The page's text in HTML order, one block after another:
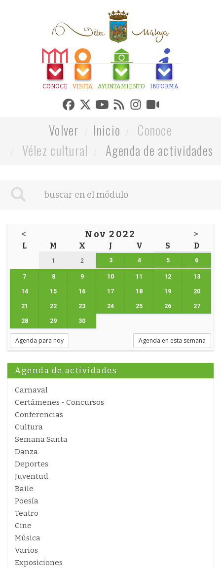
CONOCE VISITA AYUNTAMIENTO INFORMA
Volver Inicio
Conoce
Vélez cultural
Agenda de actividades
< Nov 2022 >
L M X J V S D
1 2 3 4 5 6
7 8 9 10 11 12 13
14 15 16 17 18 19 20
21 22 23 24 25 26 27
28 29 30
Agenda para hoy Agenda en esta semana
Agenda de actividades
Carnaval
Certámenes - Concursos
Conferencias
Cultura
Semana Santa
Danza
Deportes
Juventud
Baile
Poesía
Teatro
Cine
Música
Varios
Exposiciones